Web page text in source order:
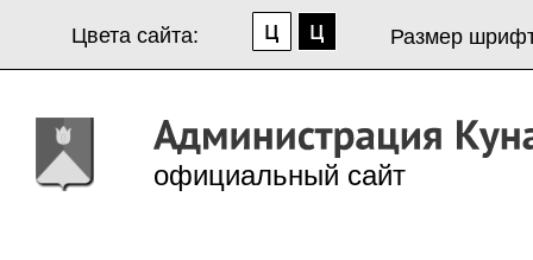
Цвета сайта: Размер
официальный сайт